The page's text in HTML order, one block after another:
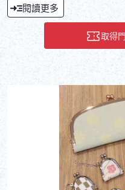
閱讀更多
取得